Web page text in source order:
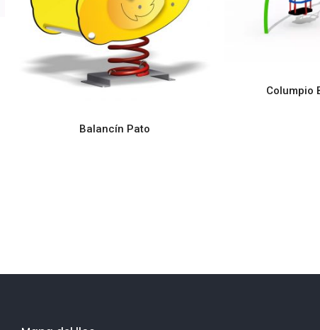
Balancín Pato
Columpio